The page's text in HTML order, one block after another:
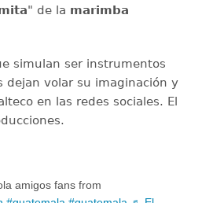
" de la marimba
simulan ser instrumentos
dejan volar su imaginación y
en las redes sociales. El
amigos fans from